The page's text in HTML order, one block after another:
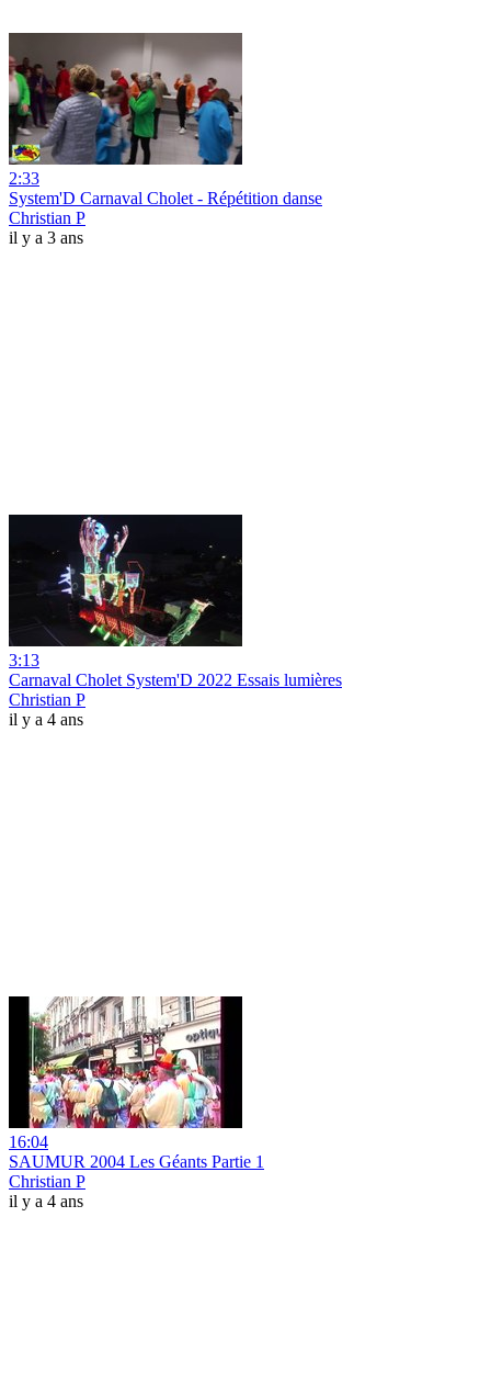
2:33
System'D Carnaval Cholet - Répétition danse
Christian P
il y a 3 ans
3:13
Carnaval Cholet System'D 2022 Essais lumières
Christian P
il y a 4 ans
16:04
SAUMUR 2004 Les Géants Partie 1
Christian P
il y a 4 ans